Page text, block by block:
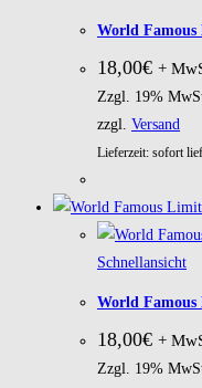
World Famous
18,00€ +
Zzgl. 19%
zzgl. Versand
Lieferzeit: sofort
Schnellansicht
World Famous
18,00€ +
Zzgl. 19%